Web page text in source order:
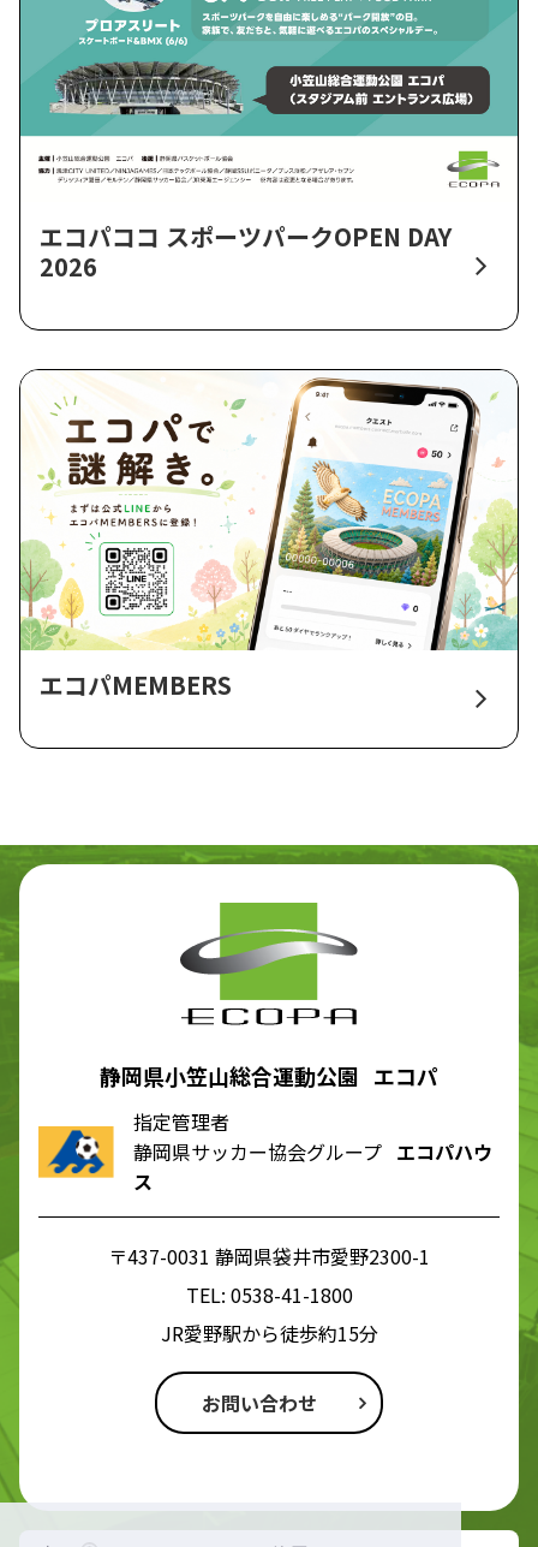
エコパココ スポーツパークOPEN DAY
2026
エコパMEMBERS
静岡県小笠山総合運動公園 エコパ
指定管理者
静岡県サッカー協会グループ エコパハウ
ス
〒437-0031 静岡県袋井市愛野2300-1
TEL: 0538-41-1800
JR愛野駅から徒歩約15分
お問い合わせ